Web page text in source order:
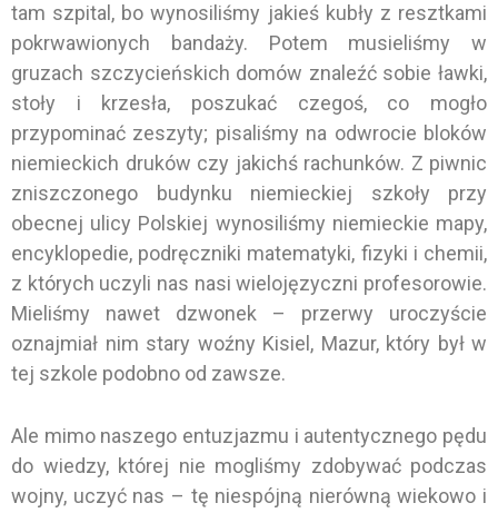
tam szpital, bo wynosiliśmy jakieś kubły z resztkami
pokrwawionych bandaży. Potem musieliśmy w
gruzach szczycieńskich domów znaleźć sobie ławki,
stoły i krzesła, poszukać czegoś, co mogło
przypominać zeszyty; pisaliśmy na odwrocie bloków
niemieckich druków czy jakichś rachunków. Z piwnic
zniszczonego budynku niemieckiej szkoły przy
obecnej ulicy Polskiej wynosiliśmy niemieckie mapy,
encyklopedie, podręczniki matematyki, fizyki i chemii,
z których uczyli nas nasi wielojęzyczni profesorowie.
Mieliśmy nawet dzwonek – przerwy uroczyście
oznajmiał nim stary woźny Kisiel, Mazur, który był w
tej szkole podobno od zawsze.
Ale mimo naszego entuzjazmu i autentycznego pędu
do wiedzy, której nie mogliśmy zdobywać podczas
wojny, uczyć nas – tę niespójną nierówną wiekowo i